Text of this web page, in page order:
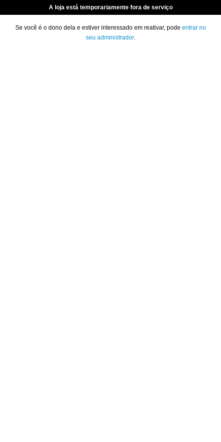
A loja está temporariamente fora de serviço
Se você é o dono dela e estiver interessado em reativar, pode entrar no
seu administrador.